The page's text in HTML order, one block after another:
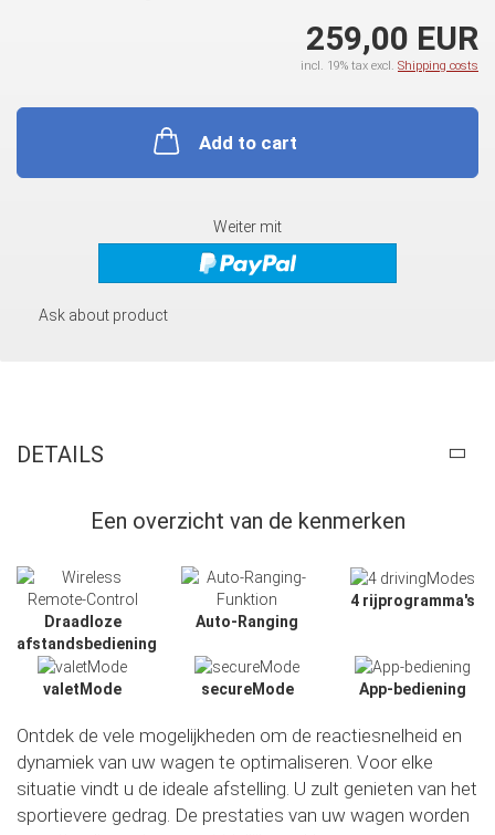
259,00 EUR
incl. 19% tax excl. Shipping costs
Add to cart
Weiter mit
Ask about product
DETAILS
Een overzicht van de kenmerken
Draadloze
afstandsbediening
Auto-Ranging
4 rijprogramma's
valetMode secureMode App-bediening
Ontdek de vele mogelijkheden om de reactiesnelheid en
dynamiek van uw wagen te optimaliseren. Voor elke
situatie vindt u de ideale afstelling. U zult genieten van het
sportievere gedrag. De prestaties van uw wagen worden
Slide02